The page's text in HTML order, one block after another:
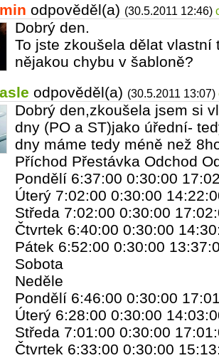
odpověděl(a) (30.5.2011 12:46)
Dobrý den.
To jste zkoušela dělat vlastní
nějakou chybu v šabloně?
odpověděl(a) (30.5.2011 13:07)
Dobrý den,zkoušela jsem si
dny (PO a ST)jako úřední-
dny máme tedy méně než
Příchod Přestávka Odchod
Pondělí 6:37:00 0:30:00
Úterý 7:02:00 0:30:00
Středa 7:02:00 0:30:00
Čtvrtek 6:40:00 0:30:00
Pátek 6:52:00 0:30:00
Sobota
Neděle
Pondělí 6:46:00 0:30:00
Úterý 6:28:00 0:30:00
Středa 7:01:00 0:30:00
Čtvrtek 6:33:00 0:30:00